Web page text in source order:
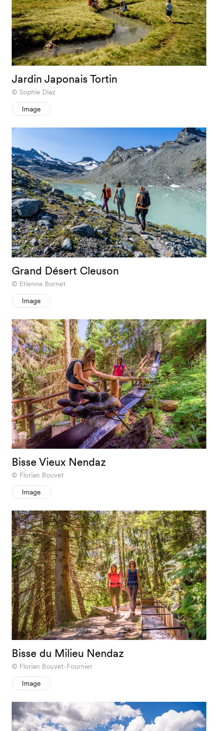
Jardin Japonais Tortin
Sophie Diaz
Image
Grand Désert Cleuson
Etienne Bornet
Image
Bisse Vieux Nendaz
Florian Bouvet
Image
Bisse du Milieu Nendaz
Florian Bouvet-Fournier
Image